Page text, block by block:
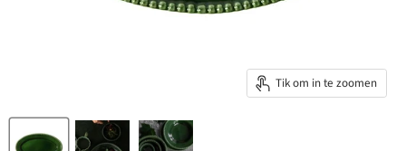
Tik om in te zoomen